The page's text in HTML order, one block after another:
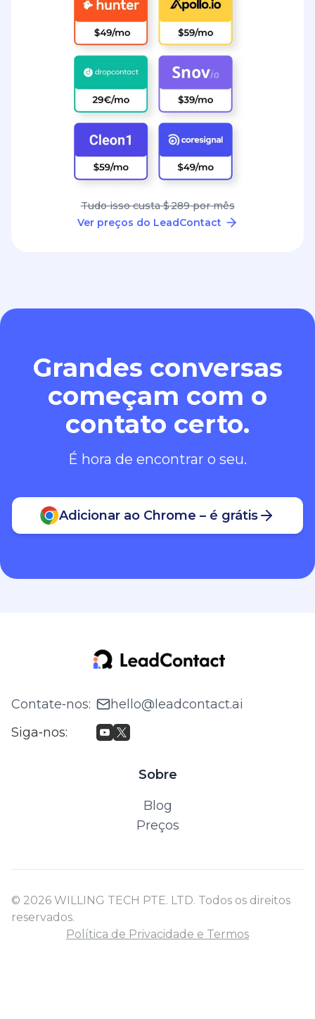
Tudo isso custa $ 289 por mês
Ver preços do LeadContact
Grandes conversas
começam com o
contato certo.
É hora de encontrar o seu.
Adicionar ao Chrome – é grátis
Contate‑nos:
hello@leadcontact.ai
Siga‑nos:
Sobre
Blog
Preços
© 2026 WILLING TECH PTE. LTD. Todos os direitos
reservados.
Política de Privacidade e Termos